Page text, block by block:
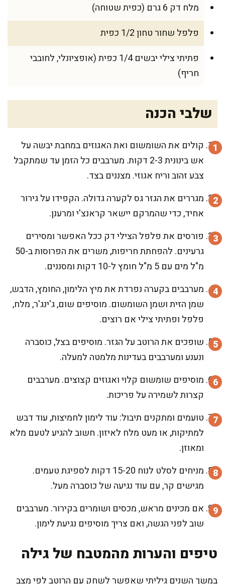
מלח דק 6 גרם (כפית שטוחה)
פלפל שחור טחון 1/2 כפית
פתיתי צילי יבשים 1/4 כפית (אופציונלי, לחובבי
חריף)
שלבי הכנה
קולים את השומשום ואת האגוזים במחבת יבשה על
אש בינונית 2-3 דקות. מערבבים כל הזמן עד שמתקבל
צבע זהוב וריח אגוזי. מצננים בצד.
מגררים את הגזר גס לקערה גדולה. הקפידו על גירור
אחיד, כדי שהמרקם יישאר קראנצ'י ומרענן.
פורסים את פלפל הצילי דק ככל האפשר ומסירים
גרעינים. להפחתת חריפות, משרים את הפרוסות ב-50
מ"ל מים עם 5 מ"ל חומץ ל-10 דקות ומסננים.
מערבבים בקערה נפרדת את מיץ הלימון, החומץ, הדבש,
שמן הזית ושמן השומשום. מוסיפים שום, ג'ינג'ר, מלח,
פלפל ופתיתי צילי אם רוצים.
שופכים את הרוטב על הגזר. מוסיפים בצל, כוסברה
ונענע ומערבבים בעדינות מלמטה למעלה.
מוסיפים שומשום קלוי ואגוזים קצוצים. מערבבים
קצרות לשמירה על פריכות.
טועמים ומתקנים תיבול: עוד לימון לחמיצות, עוד דבש
למתיקות, או מעט מלח לאיזון. חשוב להגיע לטעם מלא
ומאוזן.
מניחים לסלט לנוח 15-20 דקות לספיגת טעמים.
מגישים קר, עם עוד נגיעה של כוסברה מעל.
אם מכינים מראש, מכסים ושומרים בקירור. מערבבים
שוב לפני הגשה, ואם צריך מוסיפים נגיעת לימון.
טיפים והערות מהמטבח של גילה
במשך השנים גיליתי שאפשר לשחק עם הרוטב לפי מצב